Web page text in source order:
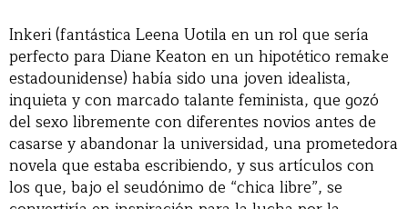
Inkeri (fantástica Leena Uotila en un rol que sería
perfecto para Diane Keaton en un hipotético remake
estadounidense) había sido una joven idealista,
inquieta y con marcado talante feminista, que gozó
del sexo libremente con diferentes novios antes de
casarse y abandonar la universidad, una prometedora
novela que estaba escribiendo, y sus artículos con
los que, bajo el seudónimo de “chica libre”, se